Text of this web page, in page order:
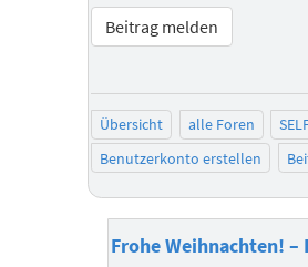
Beitrag melden
Übersicht alle Foren
Benutzerkonto erstellen
Frohe Weihnachten! –